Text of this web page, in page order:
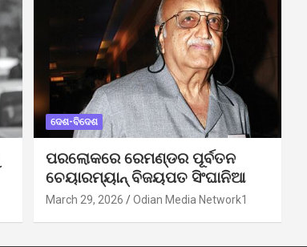
ଦେଶ-ବିଦେଶ
ପରଲୋକରେ ରେମଣ୍ଡର ପୂର୍ବତନ
ଚେୟାରମ୍ୟାନ୍ ବିଜୟପତ ସିଂଘାନିଆ
March 29, 2026 Odian Media Network1